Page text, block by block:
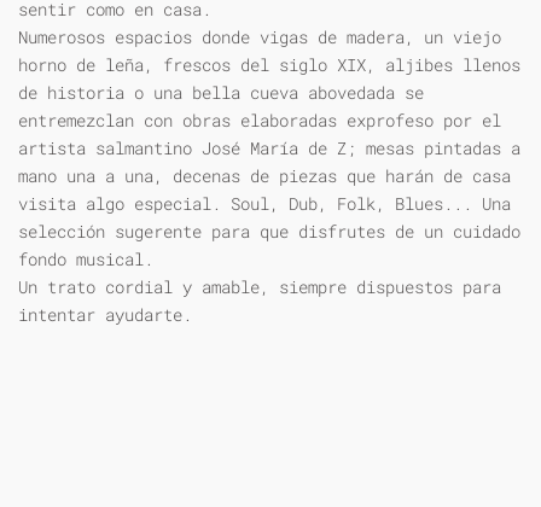
sentir como en casa.
Numerosos espacios donde vigas de madera, un viejo
horno de leña, frescos del siglo XIX, aljibes llenos
de historia o una bella cueva abovedada se
entremezclan con obras elaboradas exprofeso por el
artista salmantino José María de Z; mesas pintadas a
mano una a una, decenas de piezas que harán de casa
visita algo especial. Soul, Dub, Folk, Blues... Una
selección sugerente para que disfrutes de un cuidado
fondo musical.
Un trato cordial y amable, siempre dispuestos para
intentar ayudarte.